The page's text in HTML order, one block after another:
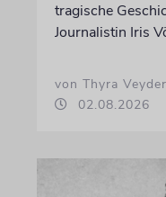
tragische
Journalistin Iris
von Thyra
02.08.2026